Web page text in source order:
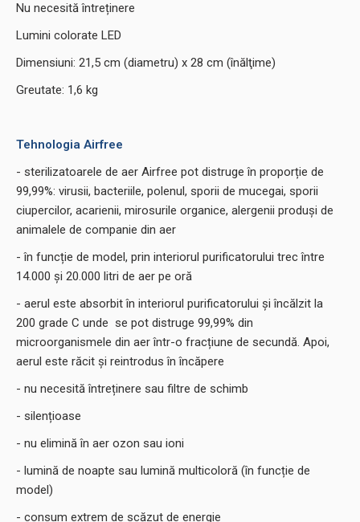
Nu necesită întreținere
Lumini colorate LED
Dimensiuni: 21,5 cm (diametru) x 28 cm (înălţime)
Greutate: 1,6 kg
Tehnologia Airfree
- sterilizatoarele de aer Airfree pot distruge în proporție de
99,99%: virusii, bacteriile, polenul, sporii de mucegai, sporii
ciupercilor, acarienii, mirosurile organice, alergenii produși de
animalele de companie din aer
- în funcție de model, prin interiorul purificatorului trec între
14.000 și 20.000 litri de aer pe oră
- aerul este absorbit în interiorul purificatorului și încălzit la
200 grade C unde se pot distruge 99,99% din
microorganismele din aer într-o fracțiune de secundă. Apoi,
aerul este răcit și reintrodus în încăpere
- nu necesită întreținere sau filtre de schimb
- silențioase
- nu elimină în aer ozon sau ioni
- lumină de noapte sau lumină multicoloră (în funcție de
model)
- consum extrem de scăzut de energie